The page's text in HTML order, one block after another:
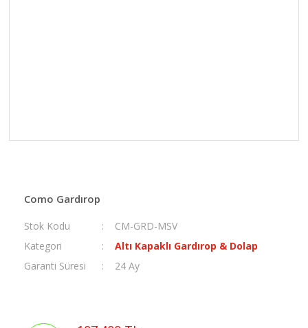
Como Gardırop
Stok Kodu
CM-GRD-MSV
Kategori
Altı Kapaklı Gardırop & Dolap
Garanti Süresi
24 Ay